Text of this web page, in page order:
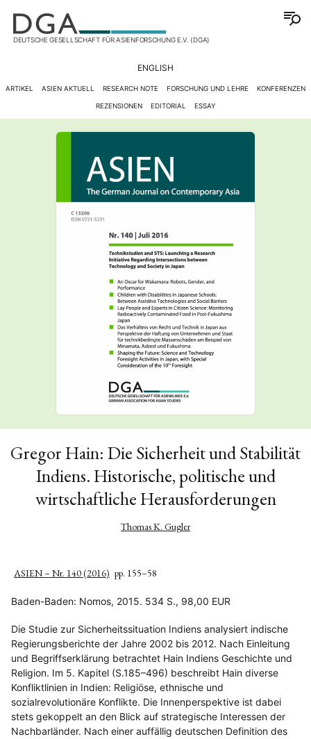
DEUTSCHE GESELLSCHAFT FÜR ASIENFORSCHUNG E.V. (DGA)
ENGLISH
ARTIKEL ASIEN AKTUELL RESEARCH NOTE FORSCHUNG UND LEHRE KONFERENZEN
REZENSIONEN EDITORIAL ESSAY
Gregor Hain: Die Sicherheit und Stabilität
Indiens. Historische, politische und
wirtschaftliche Herausforderungen
Thomas K. Gugler
ASIEN – Nr. 140 (2016) pp. 155–58
Baden-Baden: Nomos, 2015. 534 S., 98,00 EUR
Die Studie zur Sicherheitssituation Indiens analysiert indische
Regierungsberichte der Jahre 2002 bis 2012. Nach Einleitung
und Begriffserklärung betrachtet Hain Indiens Geschichte und
Religion. Im 5. Kapitel (S.185–496) beschreibt Hain diverse
Konfliktlinien in Indien: Religiöse, ethnische und
sozialrevolutionäre Konflikte. Die Innenperspektive ist dabei
stets gekoppelt an den Blick auf strategische Interessen der
Nachbarländer. Nach einer auffällig deutschen Definition des